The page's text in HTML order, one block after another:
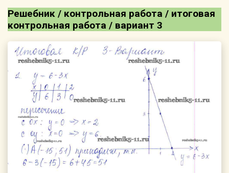
Решебник / контрольная работа / итоговая
контрольная работа / вариант 3